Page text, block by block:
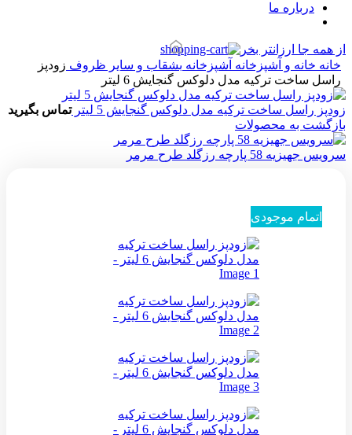
درباره ما
از همه جا ارزانتر بخر
خانه خانه و آشپزخانه آشپزخانه بشقاب و سایر ظروف زودپز
راسل ساخت ترکیه مدل دلوکس گنجایش 6 لیتر
زودپز راسل ساخت ترکیه مدل دلوکس گنجایش 5 لیتر
تماس بگیرید
بازگشت به محصولات
سرویس جهیزیه 58 پارچه رزگلد طرح مرمر
اتمام موجودی